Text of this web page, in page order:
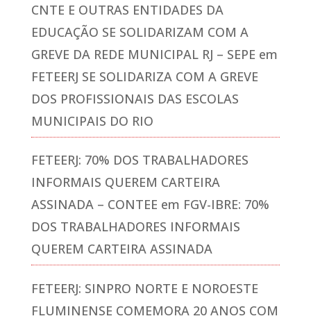
CNTE E OUTRAS ENTIDADES DA
EDUCAÇÃO SE SOLIDARIZAM COM A
GREVE DA REDE MUNICIPAL RJ – SEPE em
FETEERJ SE SOLIDARIZA COM A GREVE
DOS PROFISSIONAIS DAS ESCOLAS
MUNICIPAIS DO RIO
FETEERJ: 70% DOS TRABALHADORES
INFORMAIS QUEREM CARTEIRA
ASSINADA – CONTEE em FGV-IBRE: 70%
DOS TRABALHADORES INFORMAIS
QUEREM CARTEIRA ASSINADA
FETEERJ: SINPRO NORTE E NOROESTE
FLUMINENSE COMEMORA 20 ANOS COM